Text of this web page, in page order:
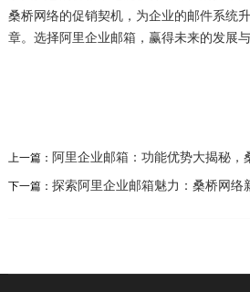
桑桥网络的促销契机，为企业的邮件系统
章。选择阿里企业邮箱，赢得未来的发展与
上一篇： 阿里企业邮箱：功能优势大揭秘
下一篇： 探索阿里企业邮箱魅力：桑桥网络